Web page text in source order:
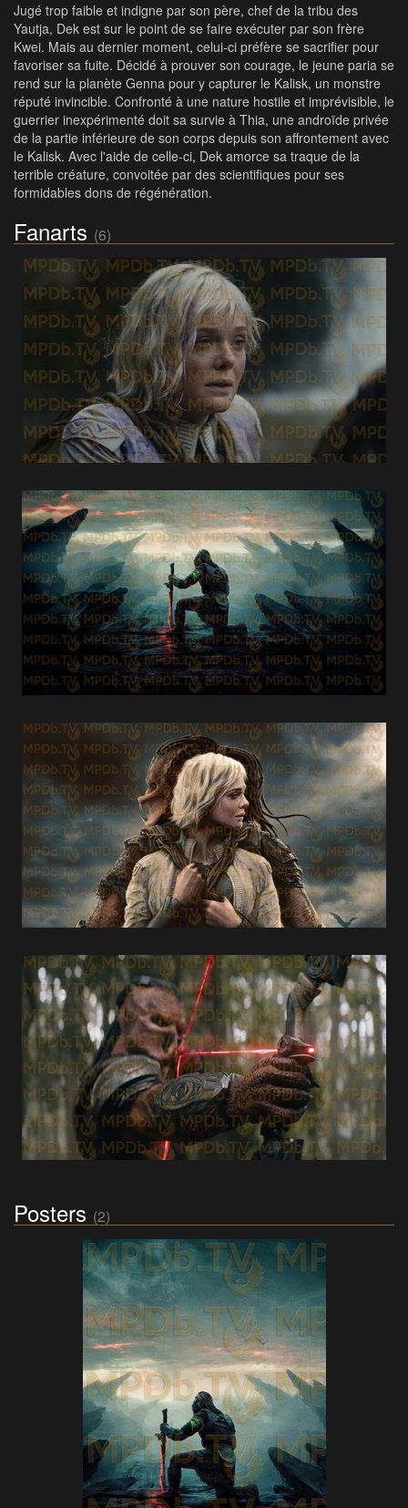
Jugé trop faible et indigne par son père, chef de la tribu des
Yautja, Dek est sur le point de se faire exécuter par son frère
Kwei. Mais au dernier moment, celui-ci préfère se sacrifier pour
favoriser sa fuite. Décidé à prouver son courage, le jeune paria se
rend sur la planète Genna pour y capturer le Kalisk, un monstre
réputé invincible. Confronté à une nature hostile et imprévisible, le
guerrier inexpérimenté doit sa survie à Thia, une androïde privée
de la partie inférieure de son corps depuis son affrontement avec
le Kalisk. Avec l'aide de celle-ci, Dek amorce sa traque de la
terrible créature, convoitée par des scientifiques pour ses
formidables dons de régénération.
Fanarts (6)
Posters (2)